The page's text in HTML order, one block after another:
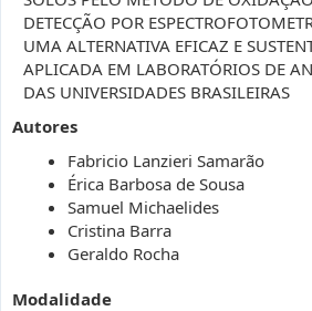
DETECÇÃO POR
UMA ALTERNATIVA EFICAZ E
APLICADA EM LABORATÓRIOS DE
DAS UNIVERSIDADES BRASILEIRAS
Autores
Fabricio Lanzieri Samarão
Érica Barbosa de Sousa
Samuel Michaelides
Cristina Barra
Geraldo Rocha
Modalidade